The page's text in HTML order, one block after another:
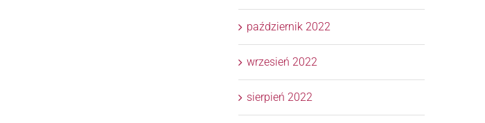
październik 2022
wrzesień 2022
sierpień 2022